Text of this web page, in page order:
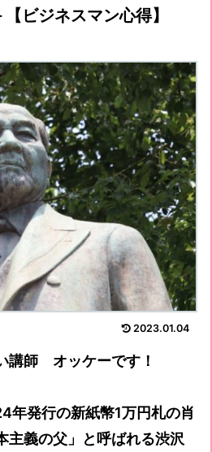
ビジネスマン心得】
2023.01.04
講師 オッケーです！
年発行の新紙幣1万円札の肖
主義の父」と呼ばれる渋沢